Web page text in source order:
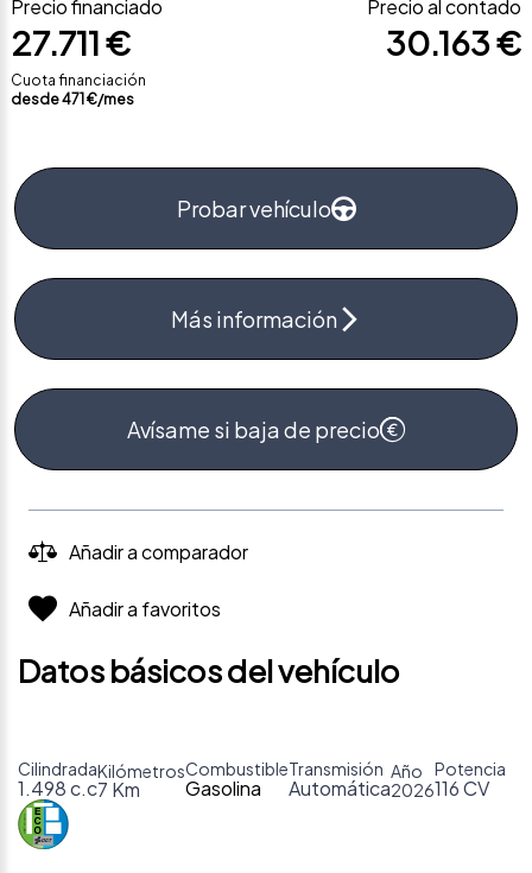
Precio financiado
27.711 €
Cuota financiación
desde471€/mes
Precio al contado
30.163 €
Probar vehículo
Más información
Avísame si baja de precio
Añadir a comparador
Añadir a favoritos
Datos básicos del vehículo
Cilindrada
1.498 c.c
Kilómetros
7 Km
Combustible
Gasolina
Transmisión
Automática
Año
2026
Potencia
116 CV